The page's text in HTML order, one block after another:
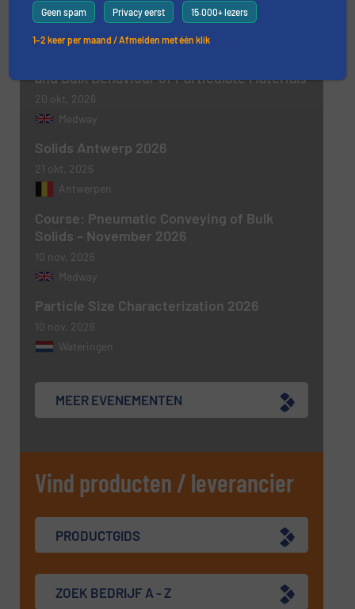
16 sep, 2026
and Bulk Behaviour of Particulate Materials
20 okt, 2026
Medway
Solids Antwerp 2026
21 okt, 2026
Antwerpen
Course: Pneumatic Conveying of Bulk
Solids – November 2026
10 nov, 2026
Medway
Particle Size Characterization 2026
10 nov, 2026
Wateringen
MEER EVENEMENTEN
Vind producten / leverancier
PRODUCTGIDS
ZOEK BEDRIJF A - Z
Geen spam Privacy eerst 15.000+ lezers
1–2 keer per maand / Afmelden met één klik